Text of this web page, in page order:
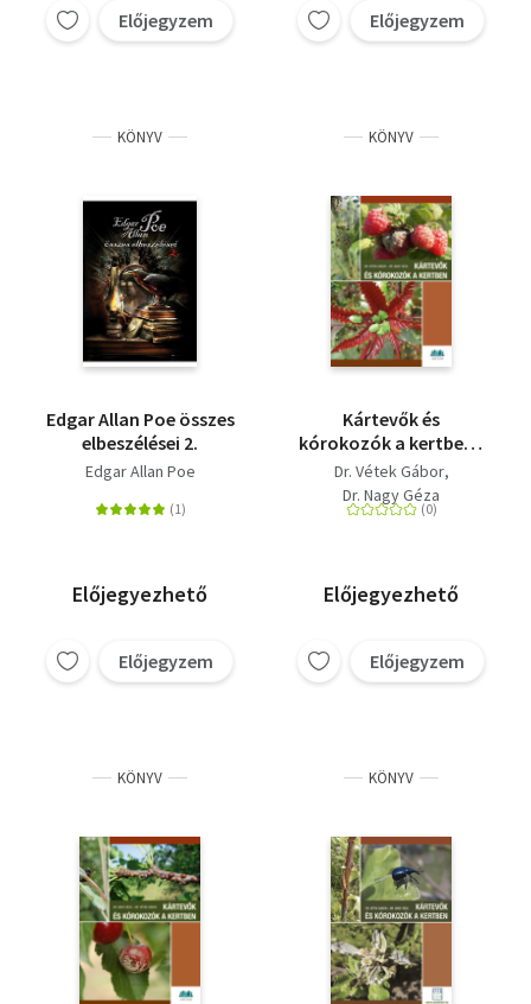
Előjegyzem Előjegyzem
KÖNYV
Edgar Allan Poe összes
elbeszélései 2.
Edgar Allan Poe
Előjegyezhető
Előjegyzem
KÖNYV
Kártevők és
kórokozók a kertben -
Károsítók
azonosítása és a
védekezés lehetőségei
Dr. Vétek Gábor
Dr. Nagy Géza
Előjegyezhető
Előjegyzem
KÖNYV KÖNYV